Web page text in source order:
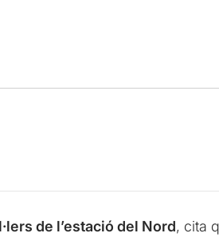
de l’estació del Nord, cita